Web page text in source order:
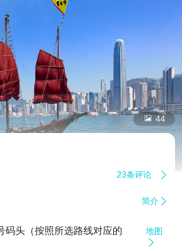
 44
23条评论 
简介 
码头（按照所选路线对应的
地图
